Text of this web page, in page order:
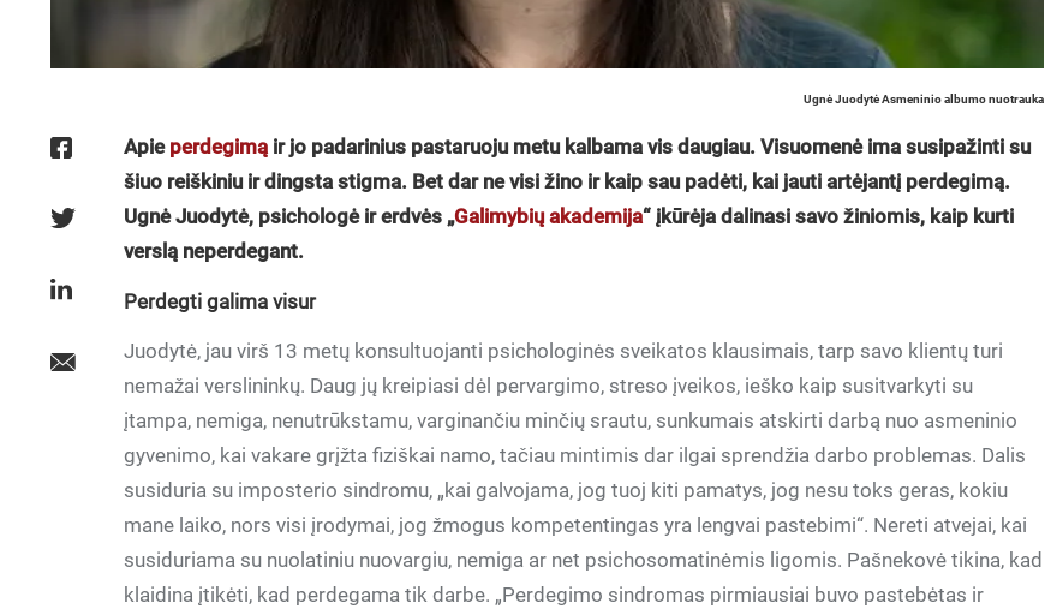
Ugnė Juodytė Asmeninio albumo nuotrauka
Apie perdegimąir jo padarinius pastaruoju metu kalbama vis daugiau. Visuomenė ima susipažinti su
šiuo reiškiniu ir dingsta stigma. Bet dar ne visi žino ir kaip sau padėti, kai jauti artėjantį perdegimą.
Ugnė Juodytė, psichologė ir erdvės „Galimybių akademija“ įkūrėja dalinasi savo žiniomis, kaip kurti
verslą neperdegant.
Perdegti galima visur
Juodytė, jau virš 13 metų konsultuojanti psichologinės sveikatos klausimais, tarp savo klientų turi
nemažai verslininkų. Daug jų kreipiasi dėl pervargimo, streso įveikos, ieško kaip susitvarkyti su
įtampa, nemiga, nenutrūkstamu, varginančiu minčių srautu, sunkumais atskirti darbą nuo asmeninio
gyvenimo, kai vakare grįžta fiziškai namo, tačiau mintimis dar ilgai sprendžia darbo problemas. Dalis
susiduria su imposterio sindromu, „kai galvojama, jog tuoj kiti pamatys, jog nesu toks geras, kokiu
mane laiko, nors visi įrodymai, jog žmogus kompetentingas yra lengvai pastebimi“. Nereti atvejai, kai
susiduriama su nuolatiniu nuovargiu, nemiga ar net psichosomatinėmis ligomis. Pašnekovė tikina, kad
klaidina įtikėti, kad perdegama tik darbe. „Perdegimo sindromas pirmiausiai buvo pastebėtas ir